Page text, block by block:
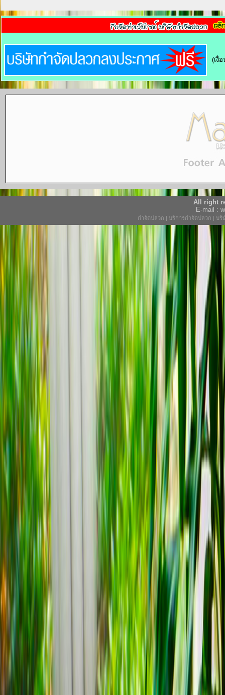
(เงื่
All right
E-mail :
กำจัดปลวก | บริการกำจัดปลวก | บริ